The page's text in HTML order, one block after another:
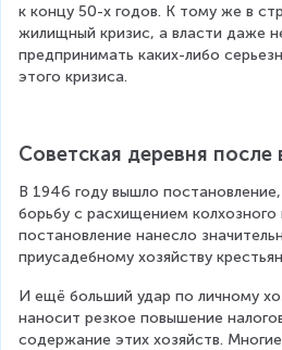
к концу 50-х годов. К тому же в
жилищный кризис, а власти даже
предпринимать каких-либо
этого кризиса.
Советская деревня после
В 1946 году вышло
борьбу с расхищением
постановление нанесло
приусадебному хозяйству
И ещё больший удар по личному
наносит резкое повышение
содержание этих хозяйств.